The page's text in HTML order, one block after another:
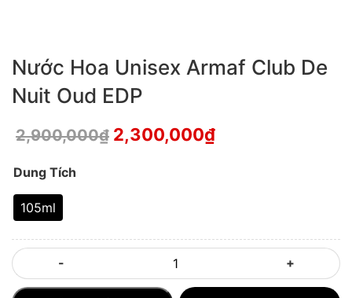
Nước Hoa Unisex Armaf Club De
Nuit Oud EDP
2,900,000₫ 2,300,000₫
Dung Tích
105ml
- +